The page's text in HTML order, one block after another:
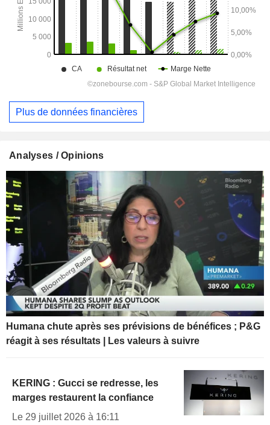
Plus de données financières
Analyses / Opinions
Humana chute après ses prévisions de bénéfices ; P&G
réagit à ses résultats | Les valeurs à suivre
KERING : Gucci se redresse, les
marges restaurent la confiance
Le 29 juillet 2026 à 16:11